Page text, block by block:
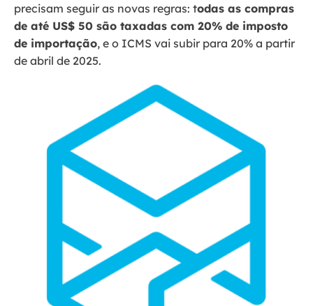
precisam seguir as novas regras: todas as compras
de até US$ 50 são taxadas com 20% de imposto
de importação, e o ICMS vai subir para 20% a partir
de abril de 2025.